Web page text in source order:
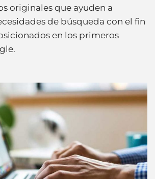
originales que ayuden a
de búsqueda con el fin
en los primeros